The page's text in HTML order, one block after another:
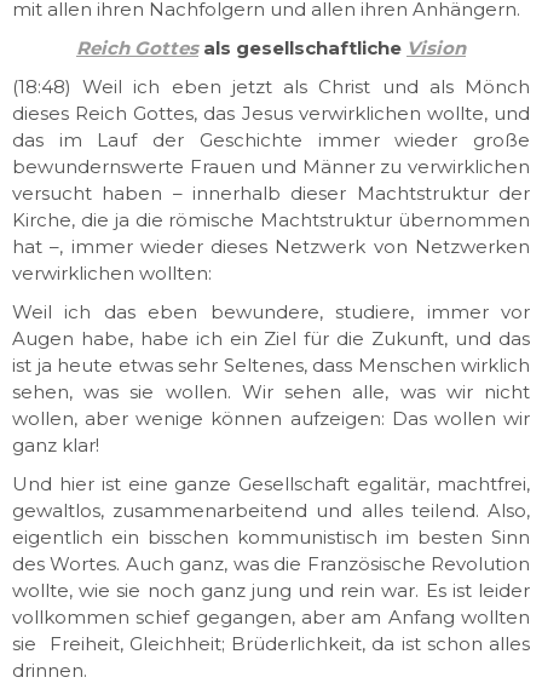
mit allen ihren Nachfolgern und allen ihren Anhängern.
Reich Gottesals gesellschaftliche Vision
(18:48) Weil ich eben jetzt als Christ und als Mönch
dieses Reich Gottes, das Jesus verwirklichen wollte, und
das im Lauf der Geschichte immer wieder große
bewundernswerte Frauen und Männer zu verwirklichen
versucht haben – innerhalb dieser Machtstruktur der
Kirche, die ja die römische Machtstruktur übernommen
hat –, immer wieder dieses Netzwerk von Netzwerken
verwirklichen wollten:
Weil ich das eben bewundere, studiere, immer vor
Augen habe, habe ich ein Ziel für die Zukunft, und das
ist ja heute etwas sehr Seltenes, dass Menschen wirklich
sehen, was sie wollen. Wir sehen alle, was wir nicht
wollen, aber wenige können aufzeigen: Das wollen wir
ganz klar!
Und hier ist eine ganze Gesellschaft egalitär, machtfrei,
gewaltlos, zusammenarbeitend und alles teilend. Also,
eigentlich ein bisschen kommunistisch im besten Sinn
des Wortes. Auch ganz, was die Französische Revolution
wollte, wie sie noch ganz jung und rein war. Es ist leider
vollkommen schief gegangen, aber am Anfang wollten
sie Freiheit, Gleichheit; Brüderlichkeit, da ist schon alles
drinnen.